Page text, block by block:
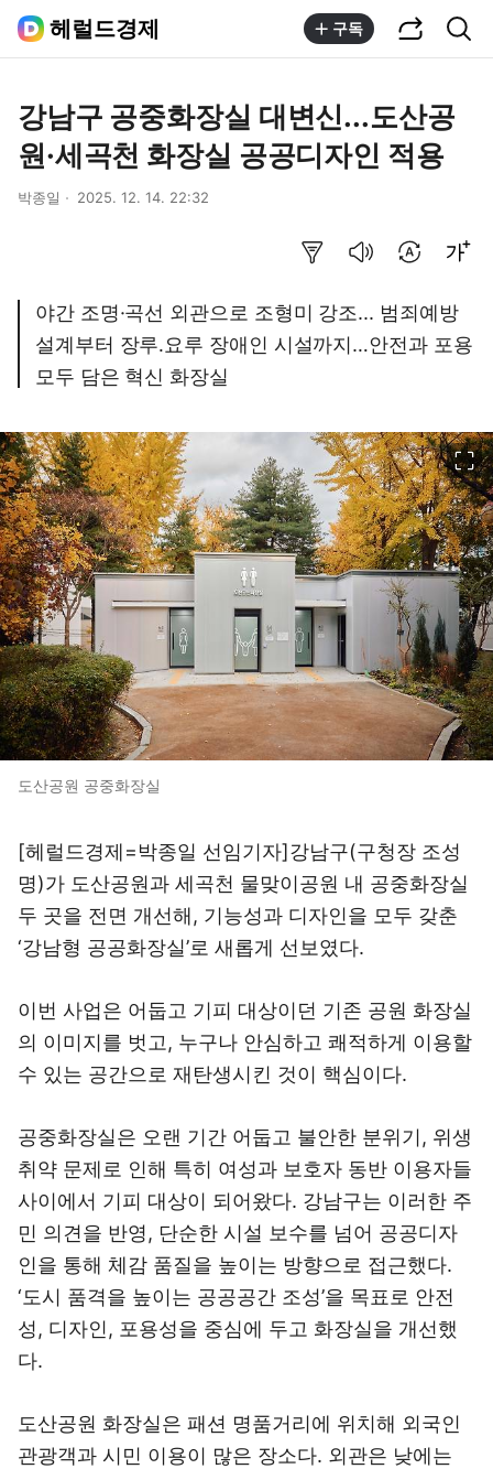
헤럴드경제 구독
강남구 공중화장실 대변신...도산공
원·세곡천 화장실 공공디자인 적용
박종일 2025. 12. 14. 22:32
야간 조명·곡선 외관으로 조형미 강조... 범죄예방
설계부터 장루․요루 장애인 시설까지…안전과 포용
모두 담은 혁신 화장실
도산공원 공중화장실
[헤럴드경제=박종일 선임기자]강남구(구청장 조성
명)가 도산공원과 세곡천 물맞이공원 내 공중화장실
두 곳을 전면 개선해, 기능성과 디자인을 모두 갖춘
‘강남형 공공화장실’로 새롭게 선보였다.
이번 사업은 어둡고 기피 대상이던 기존 공원 화장실
의 이미지를 벗고, 누구나 안심하고 쾌적하게 이용할
수 있는 공간으로 재탄생시킨 것이 핵심이다.
공중화장실은 오랜 기간 어둡고 불안한 분위기, 위생
취약 문제로 인해 특히 여성과 보호자 동반 이용자들
사이에서 기피 대상이 되어왔다. 강남구는 이러한 주
민 의견을 반영, 단순한 시설 보수를 넘어 공공디자
인을 통해 체감 품질을 높이는 방향으로 접근했다.
‘도시 품격을 높이는 공공공간 조성’을 목표로 안전
성, 디자인, 포용성을 중심에 두고 화장실을 개선했
다.
도산공원 화장실은 패션 명품거리에 위치해 외국인
관광객과 시민 이용이 많은 장소다. 외관은 낮에는